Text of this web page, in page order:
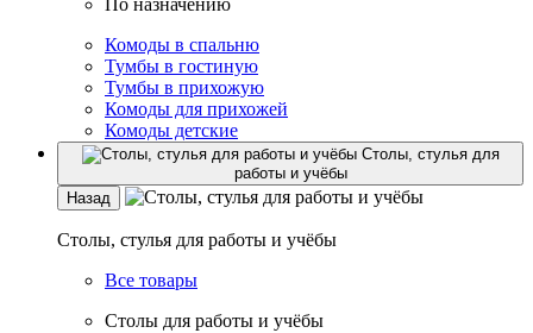
По назначению
Комоды в спальню
Тумбы в гостиную
Тумбы в прихожую
Комоды для прихожей
Комоды детские
Столы, стулья для
работы и учёбы
Назад
Столы, стулья для работы и учёбы
Все товары
Столы для работы и учёбы